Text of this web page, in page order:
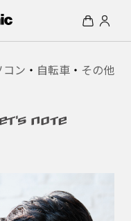
コン ・ 自転車 ・ その他